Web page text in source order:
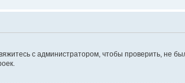
с администратором, чтобы проверить, не